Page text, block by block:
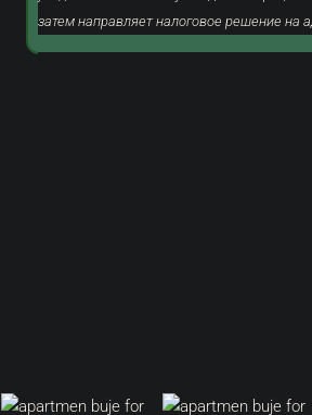
затем направляет налоговое решение на